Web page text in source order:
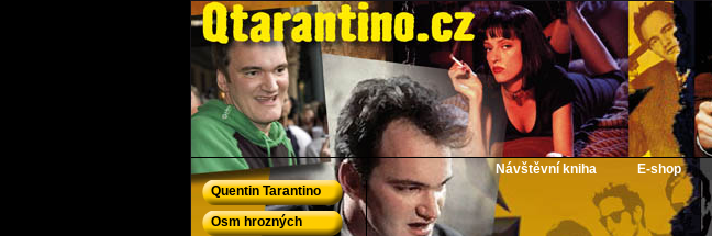
QTarantino.cz - Quentin Tarantino
Návštěvní kniha E-shop
Quentin Tarantino
Osm hrozných